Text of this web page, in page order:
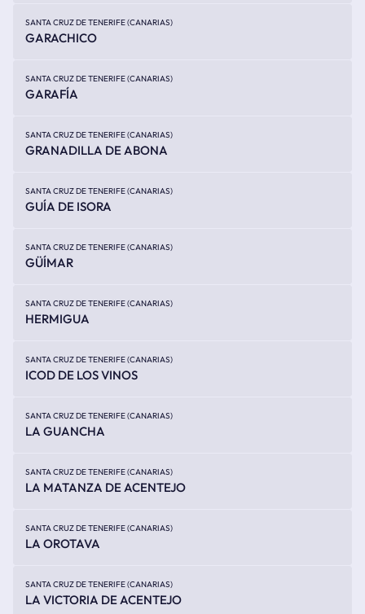
SANTA CRUZ DE TENERIFE (CANARIAS)
GARACHICO
SANTA CRUZ DE TENERIFE (CANARIAS)
GARAFÍA
SANTA CRUZ DE TENERIFE (CANARIAS)
GRANADILLA DE ABONA
SANTA CRUZ DE TENERIFE (CANARIAS)
GUÍA DE ISORA
SANTA CRUZ DE TENERIFE (CANARIAS)
GÜÍMAR
SANTA CRUZ DE TENERIFE (CANARIAS)
HERMIGUA
SANTA CRUZ DE TENERIFE (CANARIAS)
ICOD DE LOS VINOS
SANTA CRUZ DE TENERIFE (CANARIAS)
LA GUANCHA
SANTA CRUZ DE TENERIFE (CANARIAS)
LA MATANZA DE ACENTEJO
SANTA CRUZ DE TENERIFE (CANARIAS)
LA OROTAVA
SANTA CRUZ DE TENERIFE (CANARIAS)
LA VICTORIA DE ACENTEJO